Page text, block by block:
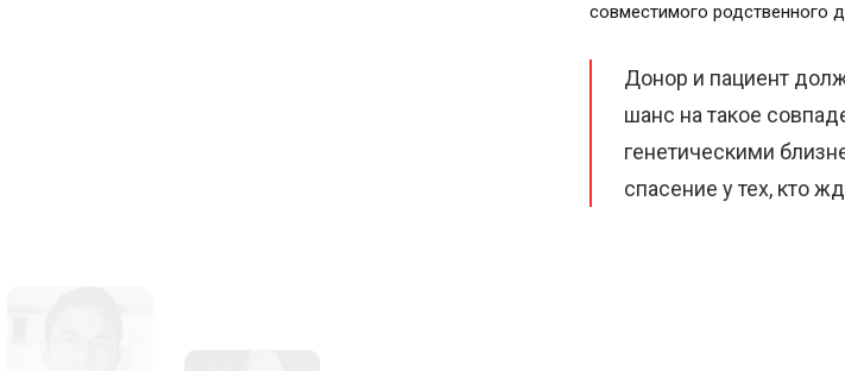
совместимого родственного
Донор и пациент
шанс на такое
генетическими
спасение у тех, кто